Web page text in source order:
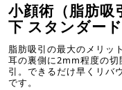
小顔術（脂肪
下 スタンダー
脂肪吸引の最大のメリッ
耳の裏側に2mm程度の切
引。できるだけ早くリバ
です。